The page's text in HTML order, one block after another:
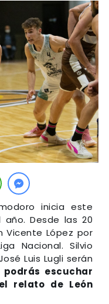
inicia este
Desde las 20
Vicente López por
Nacional. Silvio
Luis Lugli serán
podrás escuchar
relato de León